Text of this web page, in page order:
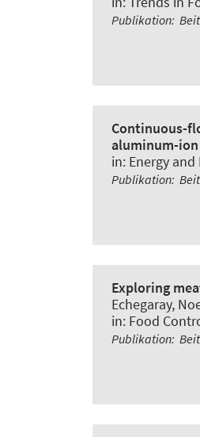
Publikation:
Continuous-
aluminum-
in: Energy
Publikation:
Exploring
Echegaray,
in: Food
Publikation: